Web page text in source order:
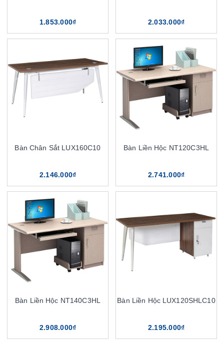
1.853.000₫ 2.033.000₫
Bàn Chân Sắt LUX160C10
2.146.000₫
Bàn Liền Hộc NT120C3HL
2.741.000₫
Bàn Liền Hộc NT140C3HL
2.908.000₫
Bàn Liền Hộc LUX120SHLC10
2.195.000₫